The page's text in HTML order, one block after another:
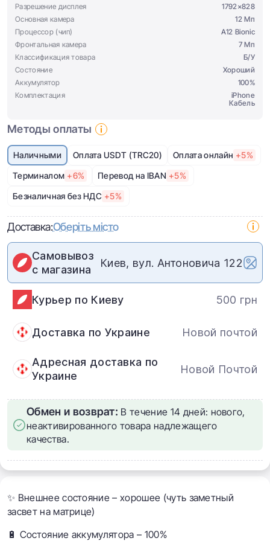
Разрешение дисплея
1792×828
Основная камера
12 Мп
Процессор (чип)
A12 Bionic
Фронтальная камера
7 Мп
Классификация товара
Б/У
Состояние
Хороший
Аккумулятор
100%
Комплектация
iPhone
Кабель
Методы оплаты
Наличными Оплата USDT (TRC20) Оплата онлайн +5%
Терминалом +6% Перевод на IBAN +5%
Безналичная без НДС +5%
Доставка:Оберіть місто
Самовывоз
с магазина
Киев, вул. Антоновича 122
Курьер по Киеву 500 грн
Доставка по Украине Новой почтой
Адресная доставка по
Украине
Новой Почтой
Обмен и возврат: В течение 14 дней: нового,
неактивированного товара надлежащего
качества.
✨ Внешнее состояние – хорошее (чуть заметный
засвет на матрице)
🔋 Состояние аккумулятора – 100%